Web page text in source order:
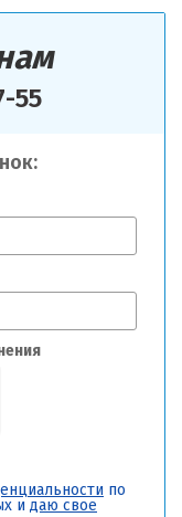
55
по
и даю свое